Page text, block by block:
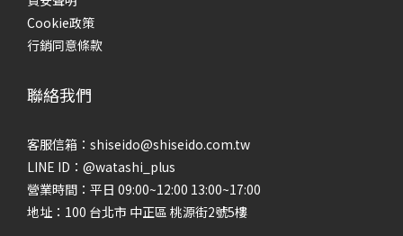
Cookie政策
行銷同意條款
聯絡我們
客服信箱：shiseido@shiseido.com.tw
LINE ID：@watashi_plus
營業時間：平日 09:00~12:00 13:00~17:00
地址：100 台北市 中正區 桃源街2號5樓